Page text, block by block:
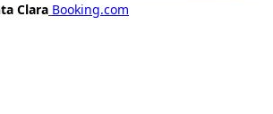
Clara Booking.com